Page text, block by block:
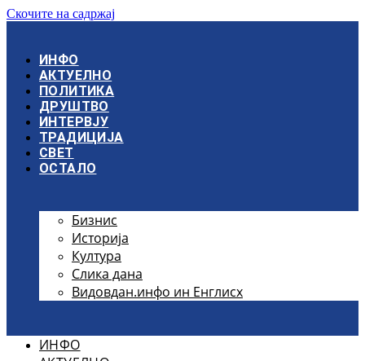
Скочите на садржај
ИНФО
АКТУЕЛНО
ПОЛИТИКА
ДРУШТВО
ИНТЕРВЈУ
ТРАДИЦИЈА
СВЕТ
ОСТАЛО
Бизнис
Историја
Култура
Слика дана
Видовдан.инфо ин Енглисх
ИНФО